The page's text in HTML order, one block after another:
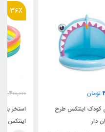
3,400,000
استخر بادی سه رینگ کودک
اینتکس طرح جدید قطر 147